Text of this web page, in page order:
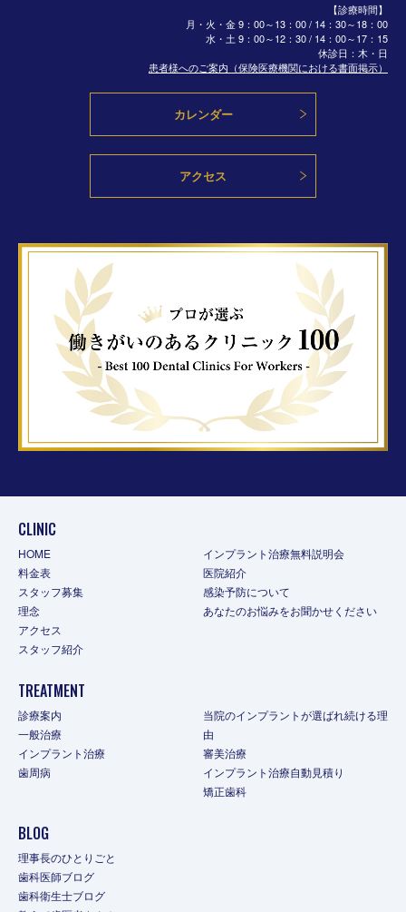
【診療時間】
月・火・金 9：00～13：00 / 14：30～18：00
水・土 9：00～12：30 / 14：00～17：15
休診日：木・日
患者様へのご案内（保険医療機関における書面掲示）
カレンダー
アクセス
CLINIC
HOME
料金表
スタッフ募集
理念
アクセス
スタッフ紹介
インプラント治療無料説明会
医院紹介
感染予防について
あなたのお悩みをお聞かせください
TREATMENT
診療案内
一般治療
インプラント治療
歯周病
当院のインプラントが選ばれ続ける理
由
審美治療
インプラント治療自動見積り
矯正歯科
BLOG
理事長のひとりごと
歯科医師ブログ
歯科衛生士ブログ